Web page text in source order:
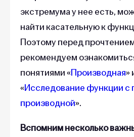
экстремума у нее есть,
найти касательную к
Поэтому перед
рекомендуем
понятиями «Производная»
«Исследование функции
производной».
Вспомним несколько